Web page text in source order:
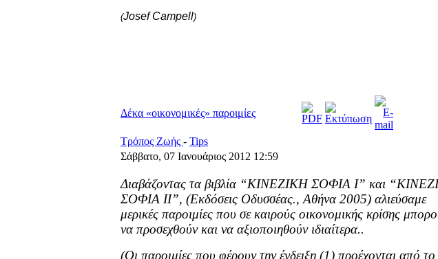
(Josef Campell)
Δέκα «οικονομικές» παροιμίες
Τρόπος Ζωής - Tips
Σάββατο, 07 Ιανουάριος 2012 12:59
Διαβάζοντας τα βιβλία “ΚΙΝΕΖΙΚΗ ΣΟΦΙΑ Ι” και
ΣΟΦΙΑ ΙΙ”, (Εκδόσεις Οδυσσέας., Αθήνα 2005) αλιεύσαμε
μερικές παροιμίες που σε καιρούς οικονομικής κρίσης
να προσεχθούν και να αξιοποιηθούν ιδιαίτερα..
(Οι παροιμίες που φέρουν την ένδειξη (1) προέχονται από το